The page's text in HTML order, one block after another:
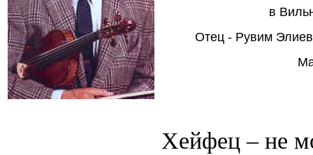
в
Отец - Рувим
Хейфец – не